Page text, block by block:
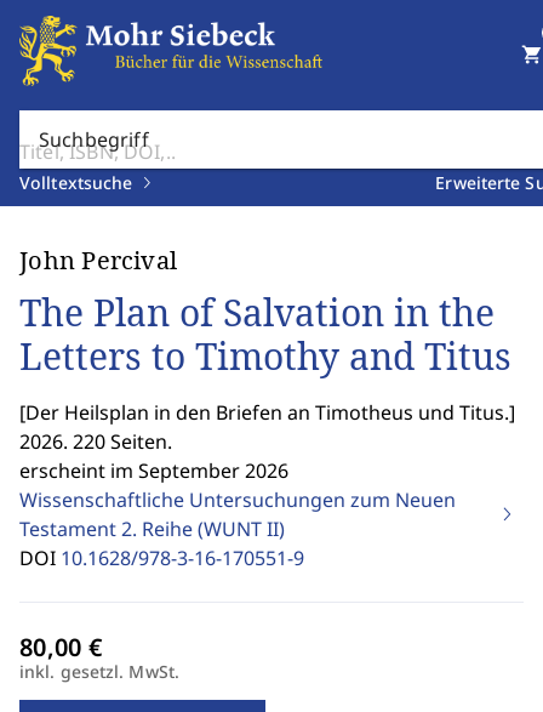
Suchbegriff
Volltextsuche Erweiterte
shopping_cart
John Percival
The Plan of Salvation in the
Letters to Timothy and Titus
[Der Heilsplan in den Briefen an Timotheus und Titus.]
2026. 220 Seiten.
erscheint im September 2026
Wissenschaftliche Untersuchungen zum Neuen
Testament 2. Reihe (WUNT II)
DOI 10.1628/978-3-16-170551-9
inkl. gesetzl. MwSt.